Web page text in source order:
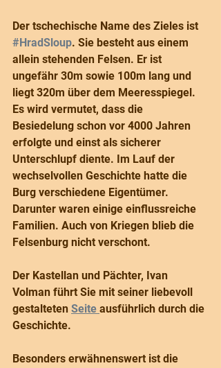
Der tschechische Name des Zieles ist
#HradSloup. Sie besteht aus einem
allein stehenden Felsen. Er ist
ungefähr 30m sowie 100m lang und
liegt 320m über dem Meeresspiegel.
Es wird vermutet, dass die
Besiedelung schon vor 4000 Jahren
erfolgte und einst als sicherer
Unterschlupf diente. Im Lauf der
wechselvollen Geschichte hatte die
Burg verschiedene Eigentümer.
Darunter waren einige einflussreiche
Familien. Auch von Kriegen blieb die
Felsenburg nicht verschont.
Der Kastellan und Pächter, Ivan
Volman führt Sie mit seiner liebevoll
gestalteten Seite ausführlich durch die
Geschichte.
Besonders erwähnenswert ist die